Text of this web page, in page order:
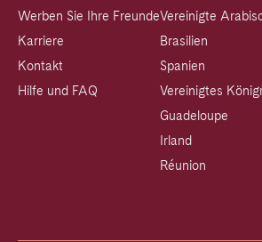
Werben Sie Ihre Freunde
Karriere
Kontakt
Hilfe und FAQ
Vereinigte
Brasilien
Spanien
Vereinigtes
Guadeloupe
Irland
Réunion